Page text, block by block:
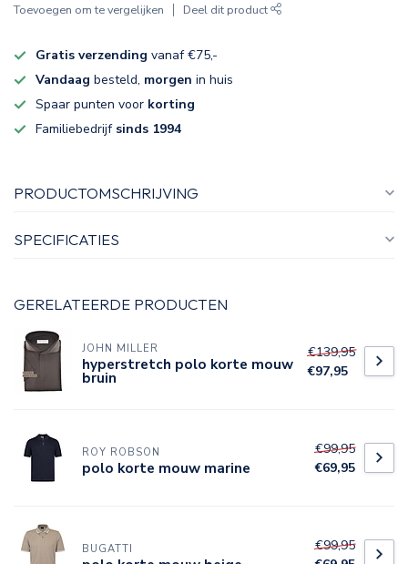
Toevoegen om te vergelijken Deel dit product
Gratis verzending vanaf €75,-
Vandaag besteld, morgen in huis
Spaar punten voor korting
Familiebedrijf sinds 1994
PRODUCTOMSCHRIJVING
SPECIFICATIES
GERELATEERDE PRODUCTEN
JOHN MILLER
hyperstretch polo korte mouw
bruin
€139,95
€97,95
ROY ROBSON
polo korte mouw marine
€99,95
€69,95
BUGATTI
€99,95